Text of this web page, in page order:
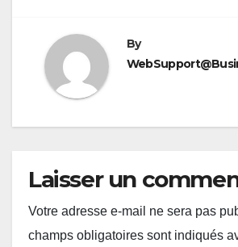
By
Laisser un
Votre adresse e-mail ne sera pas
champs obligatoires sont indiqués